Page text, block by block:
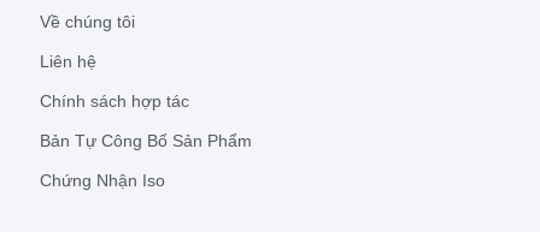
Về chúng tôi
Liên hệ
Chính sách hợp tác
Bản Tự Công Bố Sản Phẩm
Chứng Nhận Iso